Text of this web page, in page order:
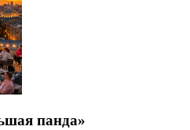
панда»